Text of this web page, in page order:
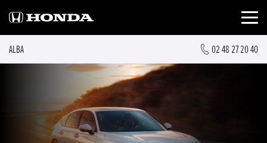
ALBA 02 48 27 20 40